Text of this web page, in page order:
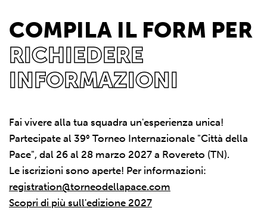
COMPILA IL FORM PER
RICHIEDERE
INFORMAZIONI
Fai vivere alla tua squadra un'esperienza unica!
Partecipate al 39° Torneo Internazionale "Città della
Pace", dal 26 al 28 marzo 2027 a Rovereto (TN).
Le iscrizioni sono aperte! Per informazioni:
registration@torneodellapace.com
Scopri di più sull'edizione 2027